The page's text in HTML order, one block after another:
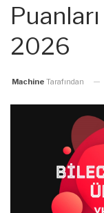
2026
Machine Tarafından